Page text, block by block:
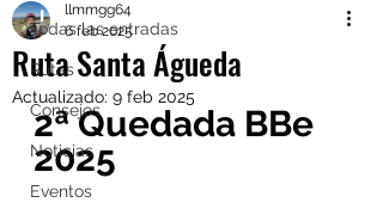
Todas las entradas
Rutas
Consejos
Noticias
Eventos
Ruta Santa Águeda
llmmgg64
6 feb 2025
Actualizado: 9 feb 2025
2ª Quedada BBe
2025